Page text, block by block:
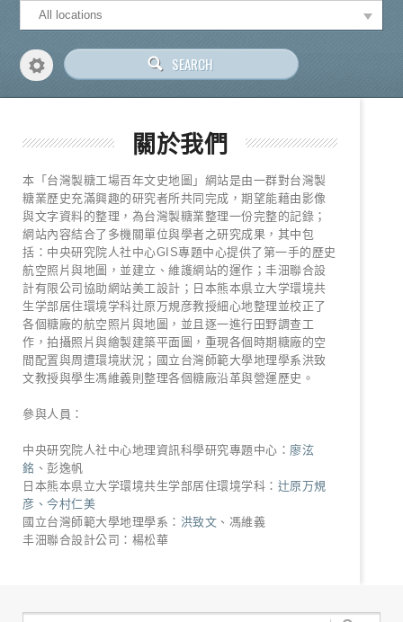
關於我們
本「台灣製糖工場百年文史地圖」網站是由一群對台灣製
糖業歷史充滿興趣的研究者所共同完成，期望能藉由影像
與文字資料的整理，為台灣製糖業整理一份完整的記錄；
網站內容結合了多機關單位與學者之研究成果，其中包
括：中央研究院人社中心GIS專題中心提供了第一手的歷史
航空照片與地圖，並建立、維護網站的運作；丰沺聯合設
計有限公司協助網站美工設計；日本熊本県立大学環境共
生学部居住環境学科辻原万規彦教授細心地整理並校正了
各個糖廠的航空照片與地圖，並且逐一進行田野調查工
作，拍攝照片與繪製建築平面圖，重現各個時期糖廠的空
間配置與周遭環境狀況；國立台灣師範大學地理學系洪致
文教授與學生馮維義則整理各個糖廠沿革與營運歷史。
參與人員：
中央研究院人社中心地理資訊科學研究專題中心： 廖泫
銘 、彭逸帆
日本熊本県立大学環境共生学部居住環境学科： 辻原万規
彦、今村仁美
國立台灣師範大學地理學系： 洪致文 、馮維義
丰沺聯合設計公司：楊松華